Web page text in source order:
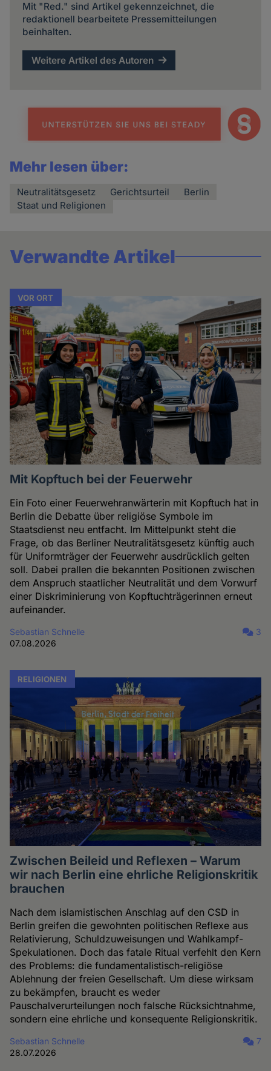
Mit "Red." sind Artikel gekennzeichnet, die
redaktionell bearbeitete Pressemitteilungen
beinhalten.
Weitere Artikel des Autoren
Mehr lesen über:
Neutralitätsgesetz Gerichtsurteil
Berlin
Staat und Religionen
Verwandte Artikel
VOR ORT
Mit Kopftuch bei der Feuerwehr
Ein Foto einer Feuerwehranwärterin mit Kopftuch hat in
Berlin die Debatte über religiöse Symbole im
Staatsdienst neu entfacht. Im Mittelpunkt steht die
Frage, ob das Berliner Neutralitätsgesetz künftig auch
für Uniformträger der Feuerwehr ausdrücklich gelten
soll. Dabei prallen die bekannten Positionen zwischen
dem Anspruch staatlicher Neutralität und dem Vorwurf
einer Diskriminierung von Kopftuchträgerinnen erneut
aufeinander.
Sebastian Schnelle
07.08.2026
3
RELIGIONEN
Zwischen Beileid und Reflexen – Warum
wir nach Berlin eine ehrliche Religionskritik
brauchen
Nach dem islamistischen Anschlag auf den CSD in
Berlin greifen die gewohnten politischen Reflexe aus
Relativierung, Schuldzuweisungen und Wahlkampf-
Spekulationen. Doch das fatale Ritual verfehlt den Kern
des Problems: die fundamentalistisch-religiöse
Ablehnung der freien Gesellschaft. Um diese wirksam
zu bekämpfen, braucht es weder
Pauschalverurteilungen noch falsche Rücksichtnahme,
sondern eine ehrliche und konsequente Religionskritik.
Sebastian Schnelle
28.07.2026
7